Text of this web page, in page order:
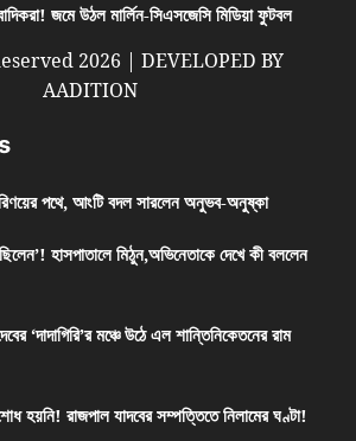
জমে উঠল মার্লিন-সিএসজেসি মিডিয়া ফুটবল
2026 | DEVELOPED BY
AADITION
পথে, আংটি বদল সারলেন অনুভব-অনুষ্কা
হাসপাতালে মিঠুন,অভিনেতাকে দেখে কী বললেন
‘দাদাগিরি’র মঞ্চে উঠে এল শান্তিনিকেতনের রাম
হয়নি! রাজপাল যাদবের সম্পত্তিতে নিলামের ঘণ্টা!